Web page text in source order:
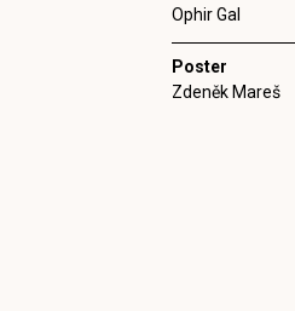
Ophir Gal
Poster
Zdeněk Mareš